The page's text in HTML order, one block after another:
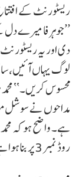
ریسٹورنٹ کے
’’جوہرفا میرے
دی اور یہ
لوگ یہاں آئیں،
محسوس کریں۔‘‘
مداحوں نے سوشل
ہے۔ واضح ہو کہ
روڈ نمبر 3 پر بنا ہوا ہے۔